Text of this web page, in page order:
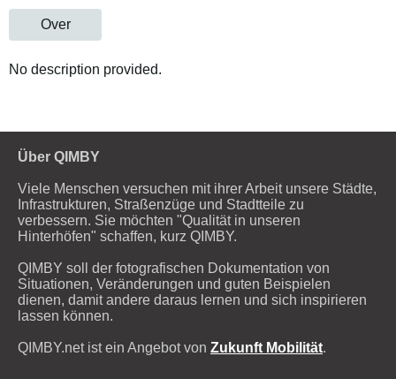
Over
No description provided.
Über QIMBY
Viele Menschen versuchen mit ihrer Arbeit unsere Städte,
Infrastrukturen, Straßenzüge und Stadtteile zu
verbessern. Sie möchten "Qualität in unseren
Hinterhöfen" schaffen, kurz QIMBY.
QIMBY soll der fotografischen Dokumentation von
Situationen, Veränderungen und guten Beispielen
dienen, damit andere daraus lernen und sich inspirieren
lassen können.
QIMBY.net ist ein Angebot von Zukunft Mobilität.